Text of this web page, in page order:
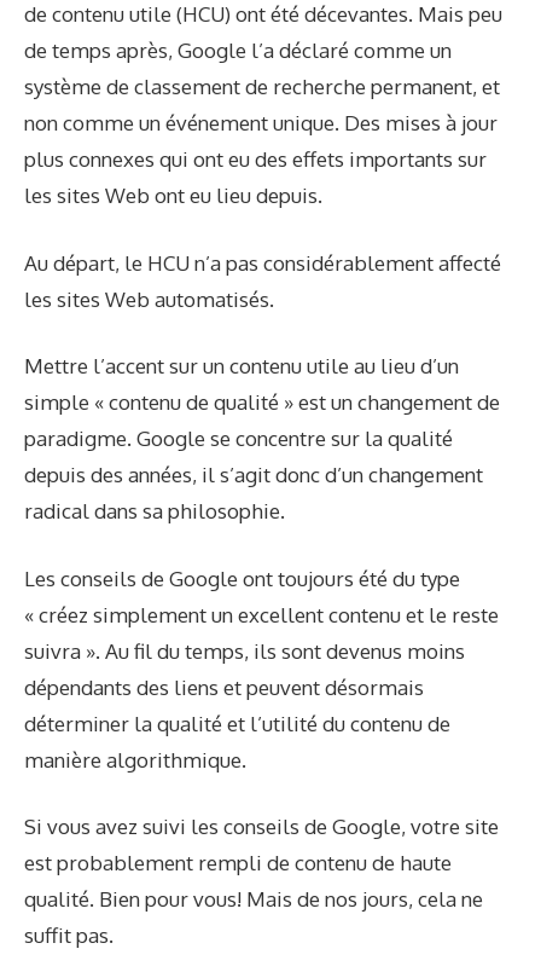
de contenu utile (HCU) ont été décevantes. Mais peu
de temps après, Google l’a déclaré comme un
système de classement de recherche permanent, et
non comme un événement unique. Des mises à jour
plus connexes qui ont eu des effets importants sur
les sites Web ont eu lieu depuis.
Au départ, le HCU n’a pas considérablement affecté
les sites Web automatisés.
Mettre l’accent sur un contenu utile au lieu d’un
simple « contenu de qualité » est un changement de
paradigme. Google se concentre sur la qualité
depuis des années, il s’agit donc d’un changement
radical dans sa philosophie.
Les conseils de Google ont toujours été du type
« créez simplement un excellent contenu et le reste
suivra ». Au fil du temps, ils sont devenus moins
dépendants des liens et peuvent désormais
déterminer la qualité et l’utilité du contenu de
manière algorithmique.
Si vous avez suivi les conseils de Google, votre site
est probablement rempli de contenu de haute
qualité. Bien pour vous! Mais de nos jours, cela ne
suffit pas.